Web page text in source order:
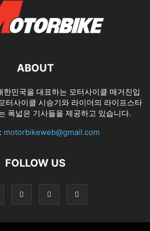
ABOUT
한민국을 대표하는 모터사이클 매거진입
터사이클 시승기와 라이더의 라이프스타
폭넓은 기사들을 제공하고 있습니다.
motorbikeweb@gmail.com
FOLLOW US